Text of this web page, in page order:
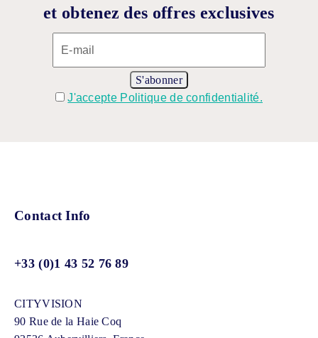
et obtenez des offres exclusives
J'accepte Politique de confidentialité.
Contact Info
+33 (0)1 43 52 76 89
CITYVISION
90 Rue de la Haie Coq